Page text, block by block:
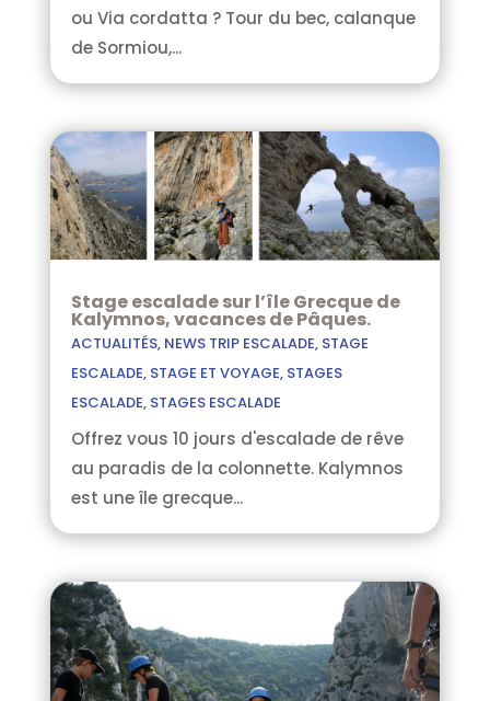
ou Via cordatta ? Tour du bec, calanque
de Sormiou,...
Stage escalade sur l’île Grecque de
Kalymnos, vacances de Pâques.
ACTUALITÉS, NEWS TRIP ESCALADE, STAGE
ESCALADE, STAGE ET VOYAGE, STAGES
ESCALADE, STAGES ESCALADE
Offrez vous 10 jours d'escalade de rêve
au paradis de la colonnette. Kalymnos
est une île grecque...